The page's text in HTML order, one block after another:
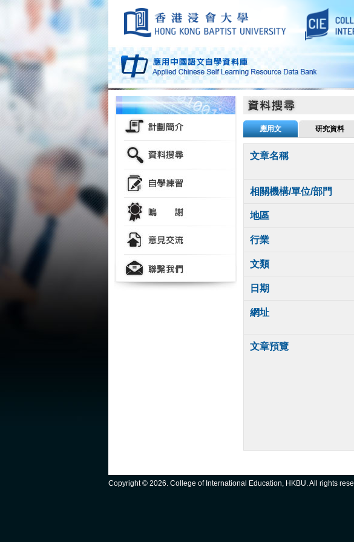
應用文 研究資料
文章名稱
相關機構/單位/部門
地區
行業
文類
日期
網址
文章預覽
Copyright © 2026. College of International Education, HKBU. All rights